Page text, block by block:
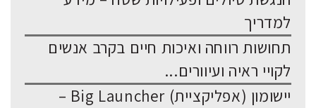
למדריך
תחושות רווחה ואיכות חיים בקרב אנשים
לקויי ראיה ועיוורים...
יישומון (אפליקציית) Big Launcher –